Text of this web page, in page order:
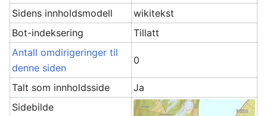
Sidens innholdsmodell
wikitekst
Bot-indeksering
Tillatt
Antall omdirigeringer til
denne siden
0
Talt som innholdsside
Ja
Sidebilde